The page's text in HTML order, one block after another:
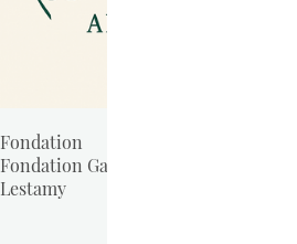
Fondation
Fondation Garnier-
Lestamy